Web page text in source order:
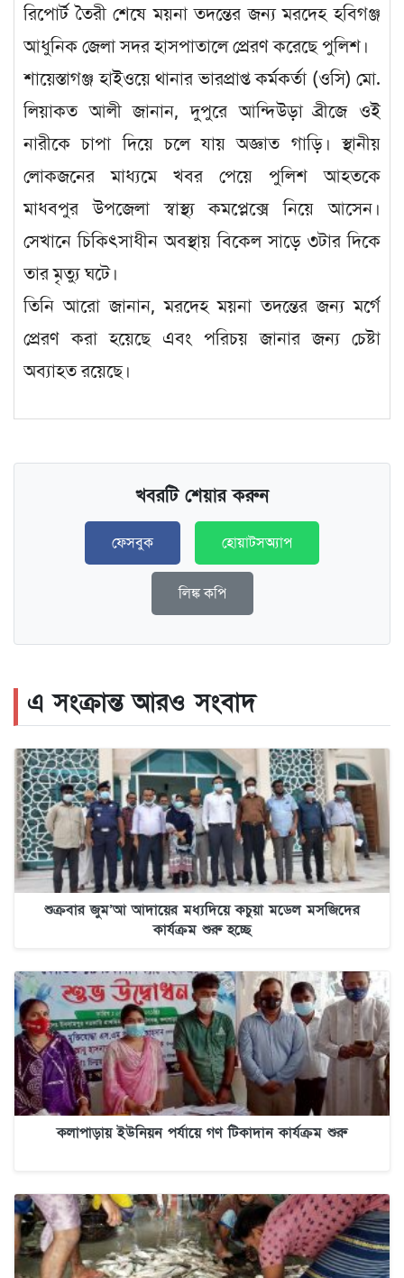
রিপোর্ট তৈরী শেষে ময়না তদন্তের জন্য মরদেহ হবিগঞ্জ
আধুনিক জেলা সদর হাসপাতালে প্রেরণ করেছে পুলিশ।
শায়েস্তাগঞ্জ হাইওয়ে থানার ভারপ্রাপ্ত কর্মকর্তা (ওসি) মো.
লিয়াকত আলী জানান, দুপুরে আন্দিউড়া ব্রীজে ওই
নারীকে চাপা দিয়ে চলে যায় অজ্ঞাত গাড়ি। স্থানীয়
লোকজনের মাধ্যমে খবর পেয়ে পুলিশ আহতকে
মাধবপুর উপজেলা স্বাস্থ্য কমপ্লেক্সে নিয়ে আসেন।
সেখানে চিকিৎসাধীন অবস্থায় বিকেল সাড়ে ৩টার দিকে
তার মৃত্যু ঘটে।
তিনি আরো জানান, মরদেহ ময়না তদন্তের জন্য মর্গে
প্রেরণ করা হয়েছে এবং পরিচয় জানার জন্য চেষ্টা
অব্যাহত রয়েছে।
খবরটি শেয়ার করুন
ফেসবুক হোয়াটসঅ্যাপ
লিঙ্ক কপি
এ সংক্রান্ত আরও সংবাদ
শুক্রবার জুম’আ আদায়ের মধ্যদিয়ে কচুয়া মডেল মসজিদের
কার্যক্রম শুরু হচ্ছে
কলাপাড়ায় ইউনিয়ন পর্যায়ে গণ টিকাদান কার্যক্রম শুরু